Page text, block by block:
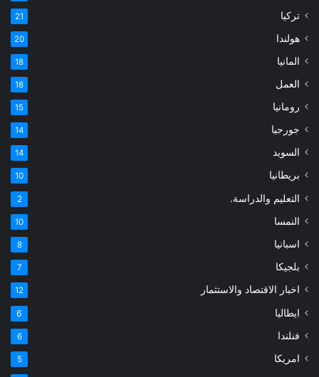
تركيا 21
هولندا 20
المانيا 18
العمل 18
رومانيا 15
جورجيا 14
السويد 14
بريطانيا 10
التعليم والدراسة. 2
النمسا 10
اسبانيا 8
بلجيكا 7
اخبار الاقتصاد والاستثمار 12
ايطاليا 6
فنلندا 6
امريكا 5